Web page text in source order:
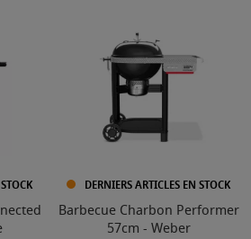
DERNIERS ARTICLES EN STOCK
Barbecue Charbon Performer
57cm - Weber